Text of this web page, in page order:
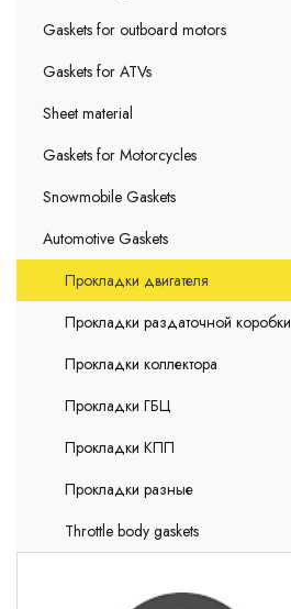
Gaskets for outboard motors
Gaskets for ATVs
Sheet material
Gaskets for Motorcycles
Snowmobile Gaskets
Automotive Gaskets
Прокладки двигателя
Прокладки раздаточной коробки
Прокладки коллектора
Прокладки ГБЦ
Прокладки КПП
Прокладки разные
Throttle body gaskets